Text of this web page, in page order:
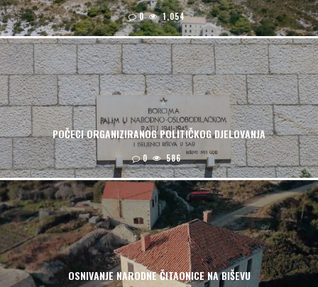
0 1,054
POČECI ORGANIZIRANOG POLITIČKOG DJELOVANJA
0 586
OSNIVANJE NARODNE ČITAONICE NA BIŠEVU